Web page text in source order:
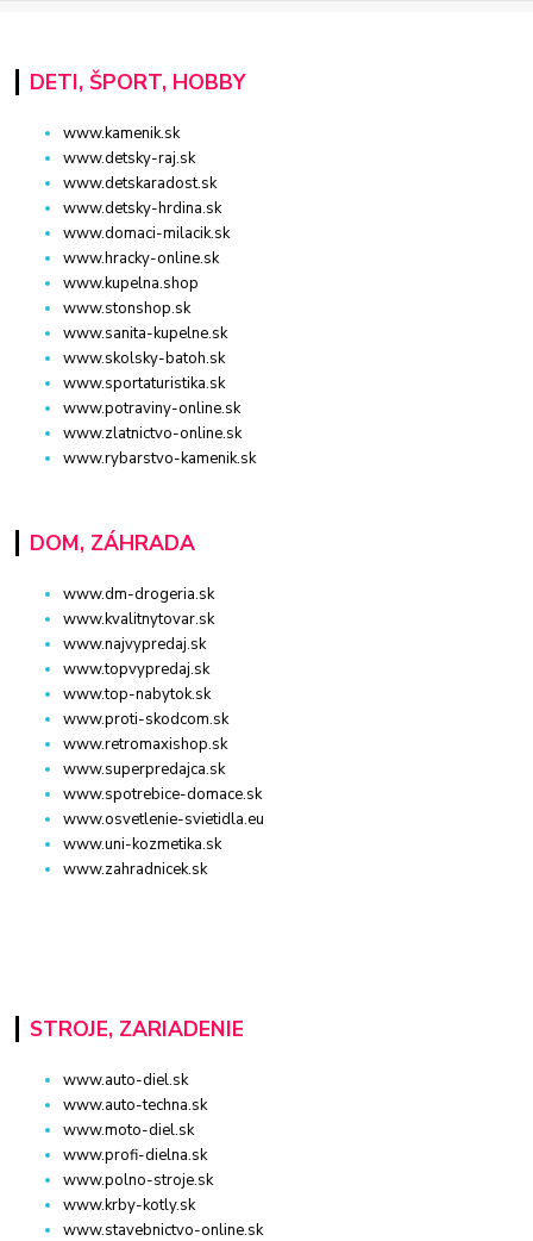
DETI, ŠPORT, HOBBY
www.kamenik.sk
www.detsky-raj.sk
www.detskaradost.sk
www.detsky-hrdina.sk
www.domaci-milacik.sk
www.hracky-online.sk
www.kupelna.shop
www.stonshop.sk
www.sanita-kupelne.sk
www.skolsky-batoh.sk
www.sportaturistika.sk
www.potraviny-online.sk
www.zlatnictvo-online.sk
www.rybarstvo-kamenik.sk
DOM, ZÁHRADA
www.dm-drogeria.sk
www.kvalitnytovar.sk
www.najvypredaj.sk
www.topvypredaj.sk
www.top-nabytok.sk
www.proti-skodcom.sk
www.retromaxishop.sk
www.superpredajca.sk
www.spotrebice-domace.sk
www.osvetlenie-svietidla.eu
www.uni-kozmetika.sk
www.zahradnicek.sk
STROJE, ZARIADENIE
www.auto-diel.sk
www.auto-techna.sk
www.moto-diel.sk
www.profi-dielna.sk
www.polno-stroje.sk
www.krby-kotly.sk
www.stavebnictvo-online.sk